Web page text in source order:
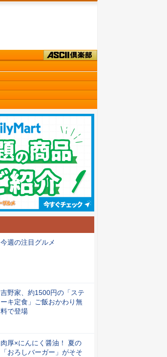
今週の注目グルメ
吉野家、約1500円の「ステ
ーキ定食」ご飯おかわり無
料で登場
肉厚×にんにく醤油！ 夏の
「おろしバーガー」がそそ